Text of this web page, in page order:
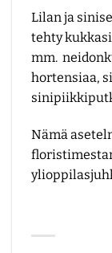
Lilan ja
tehty
mm.
hortensiaa,
Nämä